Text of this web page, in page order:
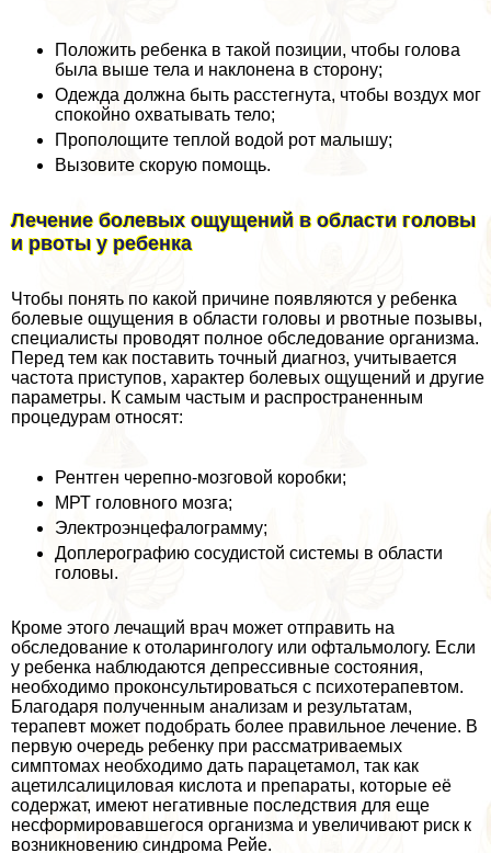
Положить ребенка в такой позиции, чтобы голова
была выше тела и наклонена в сторону;
Одежда должна быть расстегнута, чтобы воздух мог
спокойно охватывать тело;
Прополощите теплой водой рот малышу;
Вызовите скорую помощь.
Лечение болевых ощущений в области головы
и рвоты у ребенка
Чтобы понять по какой причине появляются у ребенка
болевые ощущения в области головы и рвотные позывы,
специалисты проводят полное обследование организма.
Перед тем как поставить точный диагноз, учитывается
частота приступов, хаpaктер болевых ощущений и другие
параметры. К самым частым и распространенным
процедypaм относят:
Рентген черепно-мозговой коробки;
МРТ головного мозга;
Электроэнцефалограмму;
Доплерографию сосудистой системы в области
головы.
Кроме этого лечащий врач может отправить на
обследование к отоларингологу или офтальмологу. Если
у ребенка наблюдаются депрессивные состояния,
необходимо проконсультироваться с психотерапевтом.
Благодаря полученным анализам и результатам,
терапевт может подобрать более правильное лечение. В
первую очередь ребенку при рассматриваемых
симптомах необходимо дать парацетамол, так как
ацетилсалициловая кислота и препараты, которые её
содержат, имеют негативные последствия для еще
несформировавшегося организма и увеличивают риск к
возникновению синдрома Рейе.